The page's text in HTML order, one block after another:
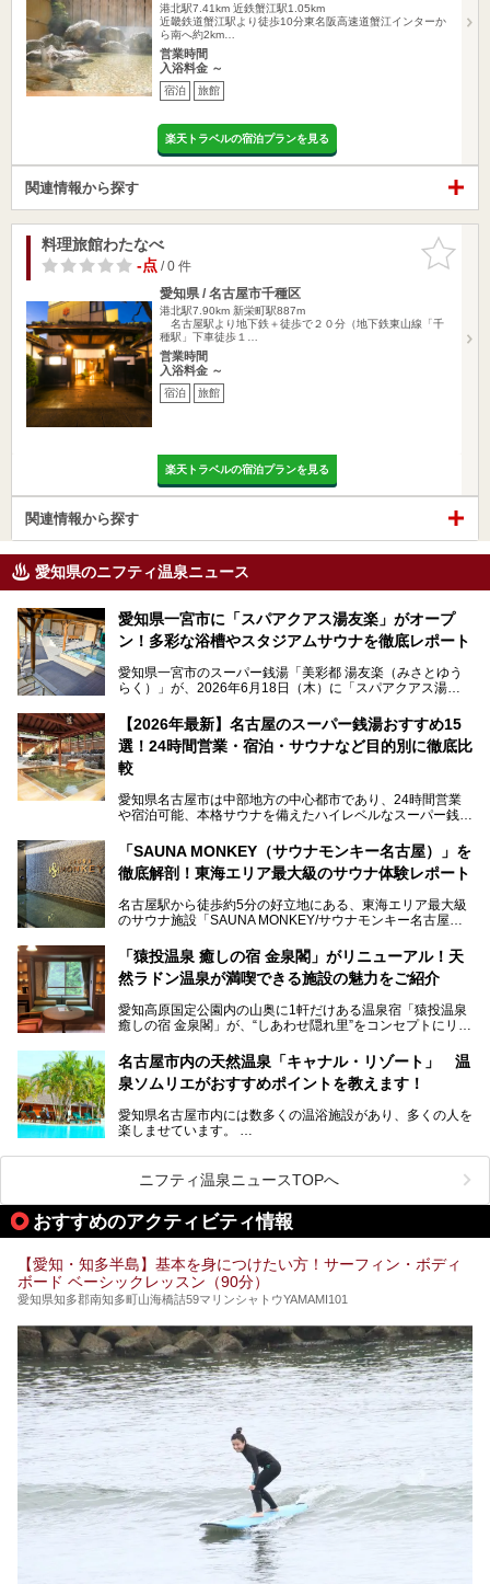
港北駅7.41km 近鉄蟹江駅1.05km
近畿鉄道蟹江駅より徒歩10分東名阪高速道蟹江インターか
ら南へ約2km…
営業時間
入浴料金 ～
宿泊 旅館
楽天トラベルの宿泊プランを見る
関連情報から探す
お気に入
りに追加
料理旅館わたなべ
-点/ 0 件
愛知県 / 名古屋市千種区
港北駅7.90km 新栄町駅887m
名古屋駅より地下鉄＋徒歩で２０分（地下鉄東山線「千
種駅」下車徒歩１…
営業時間
入浴料金 ～
宿泊 旅館
楽天トラベルの宿泊プランを見る
関連情報から探す
愛知県のニフティ温泉ニュース
愛知県一宮市に「スパアクアス湯友楽」がオープ
ン！多彩な浴槽やスタジアムサウナを徹底レポート
愛知県一宮市のスーパー銭湯「美彩都 湯友楽（みさとゆう
らく）」が、2026年6月18日（木）に「スパアクアス湯友
この地で30年にわたり愛され続けてきた施設だからこそ、
地元住民をはじめオープンを待ちわびている人も多いのでは
ないでしょうか。
老朽化した設備の補修を機に、2年前からじっくり構想を練
ってきたというだけあって、館内の充実度は想像以上。
以前の4倍に拡張したという露天エリアや10の浴槽、40人収
容の巨大なスタジアムサウナに、岩盤浴やリラクゼーション
までまるごと楽しめる施設に生まれ変わりました。
今回は、全面リニューアルして新しくなった「スパアクアス
【2026年最新】名古屋のスーパー銭湯おすすめ15
選！24時間営業・宿泊・サウナなど目的別に徹底比
較
愛知県名古屋市は中部地方の中心都市であり、24時間営業
や宿泊可能、本格サウナを備えたハイレベルなスーパー銭湯
そのため、「日々の仕事の疲れを心身ともにリセットした
い」「休日に時間を忘れて1日中ダラダラ過ごしたい」「コ
くある点が魅力です！
お好みの温泉施設を見つけて楽しんでくださいね。
「SAUNA MONKEY（サウナモンキー名古屋）」を
徹底解剖！東海エリア最大級のサウナ体験レポート
名古屋駅から徒歩約5分の好立地にある、東海エリア最大級
のサウナ施設「SAUNA MONKEY/サウナモンキー名古屋」
「名古屋駅周辺ってサウナが少ないよね」という声をよく耳
にするだけあり、アクセスの良さにも胸が高鳴ります。
今回は普段は男性専用となっているパブリックサウナが、女
さっそく取材してきました！
「猿投温泉 癒しの宿 金泉閣」がリニューアル！天
然ラドン温泉が満喫できる施設の魅力をご紹介
愛知高原国定公園内の山奥に1軒だけある温泉宿「猿投温泉
癒しの宿 金泉閣」が、“しあわせ隠れ里”をコンセプトにリニ
天然ラドン温泉が堪能できるお風呂や、新設・改装された客
室、地元の食材と温泉水で作られたお料理……。
ご紹介します。
名古屋市内の天然温泉「キャナル・リゾート」 温
泉ソムリエがおすすめポイントを教えます！
愛知県名古屋市内には数多くの温浴施設があり、多くの人を
楽しませています。
ムリエの目線で紹介していきます！
名古屋市内にはスーパー銭湯や日帰り温泉が多く、「どこに
行こうかな？」と悩んでしまう方も多いと思います。
ぜひこの記事を参考にして「キャナル・リゾート」に出かけ
てみるのはいかがでしょうか？
ニフティ温泉ニュースTOPへ
おすすめのアクティビティ情報
【愛知・知多半島】基本を身につけたい方！サーフィン・ボディ
ボード ベーシックレッスン（90分）
愛知県知多郡南知多町山海橋詰59マリンシャトウYAMAMI101